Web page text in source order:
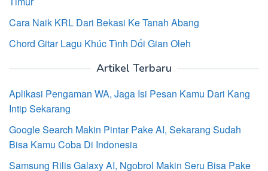
Cara Naik KRL Dari Bekasi Ke Tanah Abang
Chord Gitar Lagu Khúc Tình Dối Gian Oleh
Artikel Terbaru
Aplikasi Pengaman WA, Jaga Isi Pesan Kamu Dari Kang
Intip Sekarang
Google Search Makin Pintar Pake AI, Sekarang Sudah
Bisa Kamu Coba Di Indonesia
Samsung Rilis Galaxy AI, Ngobrol Makin Seru Bisa Pake